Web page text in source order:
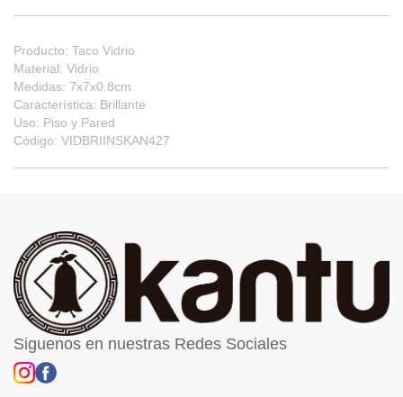
Producto: Taco Vidrio
Material: Vidrio
Medidas: 7x7x0.8cm
Característica: Brillante
Uso: Piso y Pared
Código: VIDBRIINSKAN427
Siguenos en nuestras Redes Sociales